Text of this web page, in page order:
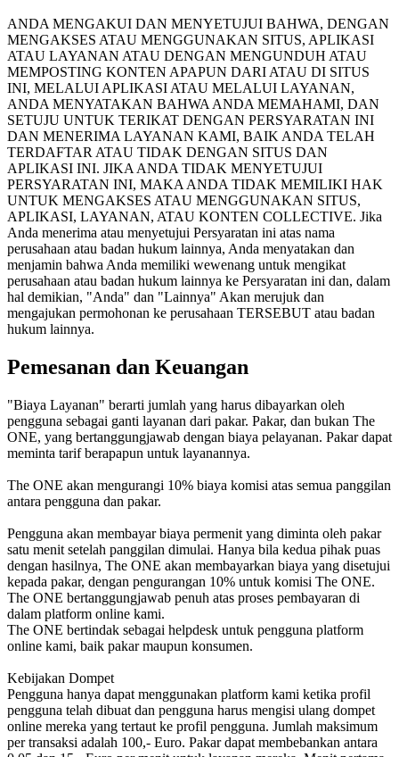
ANDA MENGAKUI DAN MENYETUJUI BAHWA, DENGAN
MENGAKSES ATAU MENGGUNAKAN SITUS, APLIKASI
ATAU LAYANAN ATAU DENGAN MENGUNDUH ATAU
MEMPOSTING KONTEN APAPUN DARI ATAU DI SITUS
INI, MELALUI APLIKASI ATAU MELALUI LAYANAN,
ANDA MENYATAKAN BAHWA ANDA MEMAHAMI, DAN
SETUJU UNTUK TERIKAT DENGAN PERSYARATAN INI
DAN MENERIMA LAYANAN KAMI, BAIK ANDA TELAH
TERDAFTAR ATAU TIDAK DENGAN SITUS DAN
APLIKASI INI. JIKA ANDA TIDAK MENYETUJUI
PERSYARATAN INI, MAKA ANDA TIDAK MEMILIKI HAK
UNTUK MENGAKSES ATAU MENGGUNAKAN SITUS,
APLIKASI, LAYANAN, ATAU KONTEN COLLECTIVE. Jika
Anda menerima atau menyetujui Persyaratan ini atas nama
perusahaan atau badan hukum lainnya, Anda menyatakan dan
menjamin bahwa Anda memiliki wewenang untuk mengikat
perusahaan atau badan hukum lainnya ke Persyaratan ini dan, dalam
hal demikian, "Anda" dan "Lainnya" Akan merujuk dan
mengajukan permohonan ke perusahaan TERSEBUT atau badan
hukum lainnya.
Pemesanan dan Keuangan
"Biaya Layanan" berarti jumlah yang harus dibayarkan oleh
pengguna sebagai ganti layanan dari pakar. Pakar, dan bukan The
ONE, yang bertanggungjawab dengan biaya pelayanan. Pakar dapat
meminta tarif berapapun untuk layanannya.
The ONE akan mengurangi 10% biaya komisi atas semua panggilan
antara pengguna dan pakar.
Pengguna akan membayar biaya permenit yang diminta oleh pakar
satu menit setelah panggilan dimulai. Hanya bila kedua pihak puas
dengan hasilnya, The ONE akan membayarkan biaya yang disetujui
kepada pakar, dengan pengurangan 10% untuk komisi The ONE.
The ONE bertanggungjawab penuh atas proses pembayaran di
dalam platform online kami.
The ONE bertindak sebagai helpdesk untuk pengguna platform
online kami, baik pakar maupun konsumen.
Kebijakan Dompet
Pengguna hanya dapat menggunakan platform kami ketika profil
pengguna telah dibuat dan pengguna harus mengisi ulang dompet
online mereka yang tertaut ke profil pengguna. Jumlah maksimum
per transaksi adalah 100,- Euro. Pakar dapat membebankan antara